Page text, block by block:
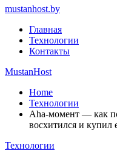
mustanhost.by
Главная
Технологии
Контакты
MustanHost
Home
Технологии
Aha-момент — как
восхитился и купил
Технологии